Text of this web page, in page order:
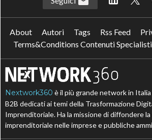
About Autori Tags Rss Feed
Terms&Conditions Contenuti
Nextwork360 è il più grande network in
B2B dedicati ai temi della Trasformazione
Imprenditoriale. Ha la missione di diffondere
imprenditoriale nelle imprese e pubbliche